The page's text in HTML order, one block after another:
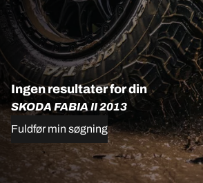
Ingen resultater for din
SKODA FABIA II 2013
Fuldfør min søgning